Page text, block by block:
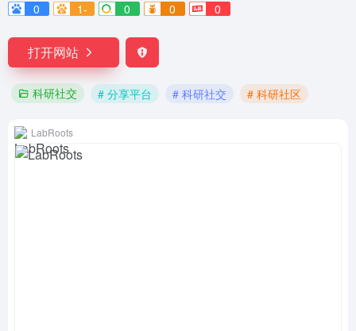
0
1- 0 0 0
打开网站
科研社交 # 分享平台 # 科研社交 # 科研社区
LabRoots